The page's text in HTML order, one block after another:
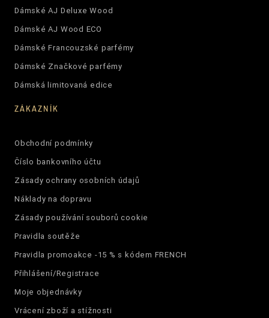
Dámské AJ Deluxe Wood
Dámské AJ Wood ECO
Dámské Francouzské parfémy
Dámské Značkové parfémy
Dámská limitovaná edice
ZÁKAZNÍK
Obchodní podmínky
Číslo bankovního účtu
Zásady ochrany osobních údajů
Náklady na dopravu
Zásady používání souborů cookie
Pravidla soutěže
Pravidla promoakce -15 % s kódem FRENCH
Přihlášení/Registrace
Moje objednávky
Vrácení zboží a stížnosti